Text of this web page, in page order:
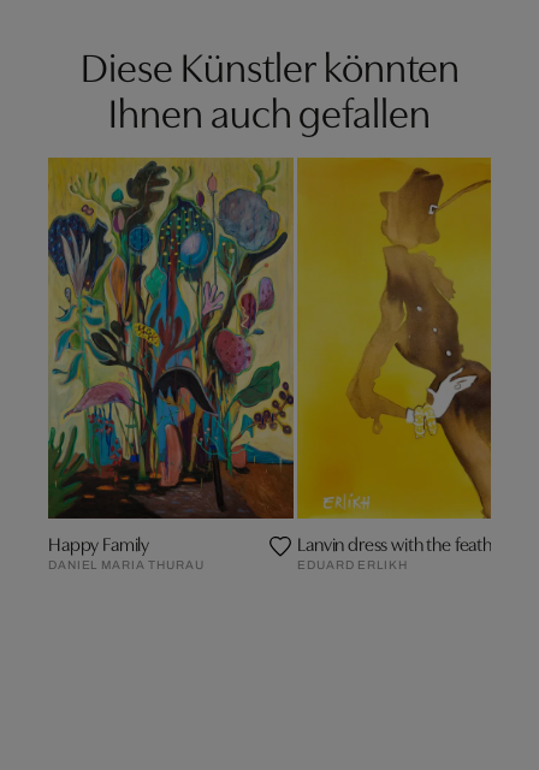
Diese Künstler könnten
Ihnen auch gefallen
Happy Family
DANIEL MARIA THURAU
Lanvin dress with the feathered
EDUARD ERLIKH